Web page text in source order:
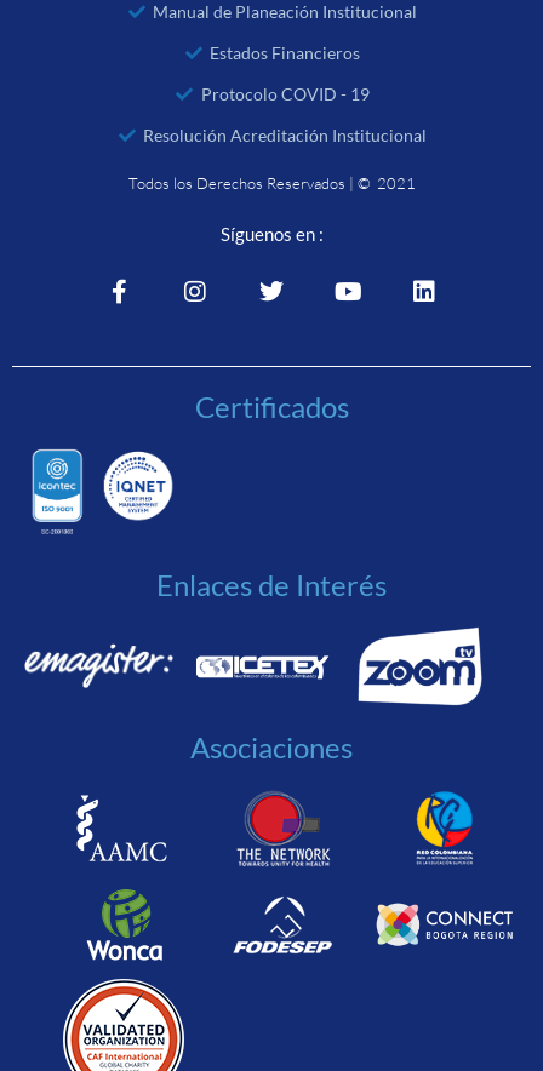
Manual de Planeación Institucional
Estados Financieros
Protocolo COVID - 19
Resolución Acreditación Institucional
Todos los Derechos Reservados | © 2021
Síguenos en :
Certificados
Enlaces de Interés
Asociaciones